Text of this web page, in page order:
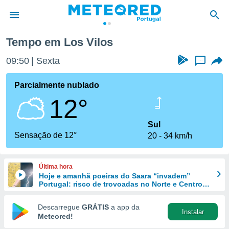
da
foi
fornecidas
a este
das
e
forma
digital
Tempo em Los Vilos
09:50 Sexta ...
Parcialmente nublado
12°
Sensação de 12°
Sul
20
34 km/h
Última hora
Hoje e amanhã poeiras do Saara “invadem”
Portugal: risco de trovoadas no Norte e Centro
Descarregue GRÁTIS a app da
Meteored!
Instalar